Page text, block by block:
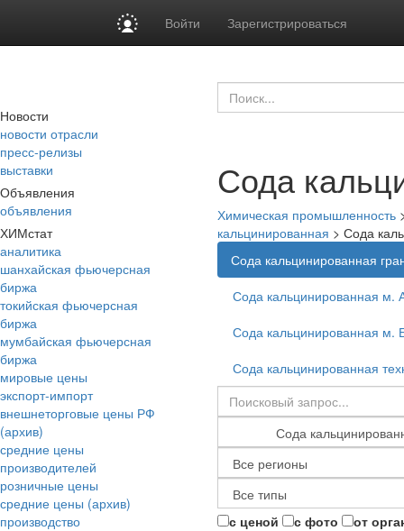
Войти Зарегистрироваться
Новости
новости отрасли
пресс-релизы
выставки
Объявления
объявления
ХИМстат
аналитика
шанхайская фьючерсная
биржа
токийская фьючерсная
биржа
мумбайская фьючерсная
биржа
мировые цены
экспорт-импорт
внешнеторговые цены РФ
(архив)
средние цены
производителей
розничные цены
средние цены (архив)
производство
Сода
Химическая промышленность
кальцинированная > Сода
Сода кальцинированная
Сода кальцинированная м.
Сода кальцинированная м.
Сода кальцинированная
с ценой с фото от